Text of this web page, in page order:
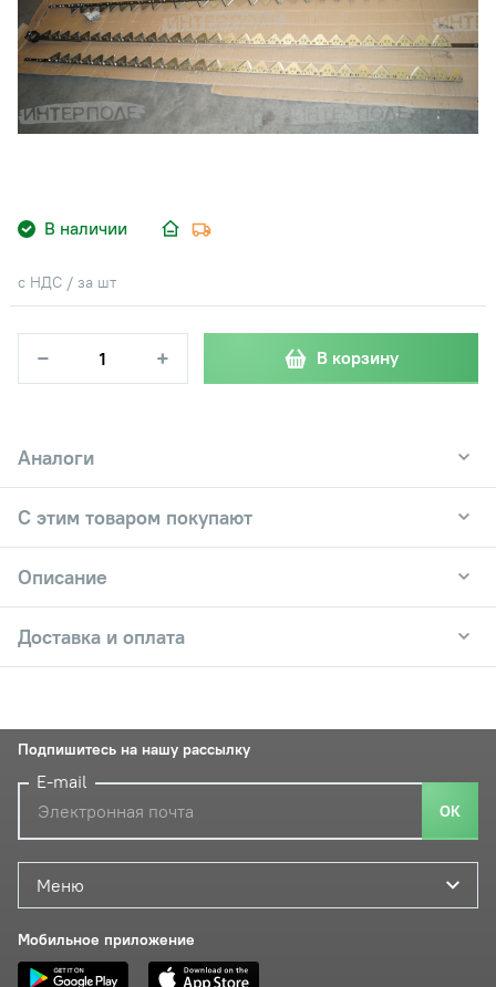
В наличии
с НДС / за шт
− + В корзину
Аналоги
С этим товаром покупают
Описание
Доставка и оплата
Меню
Мобильное приложение
Подпишитесь на нашу рассылку
E-mail
ОК